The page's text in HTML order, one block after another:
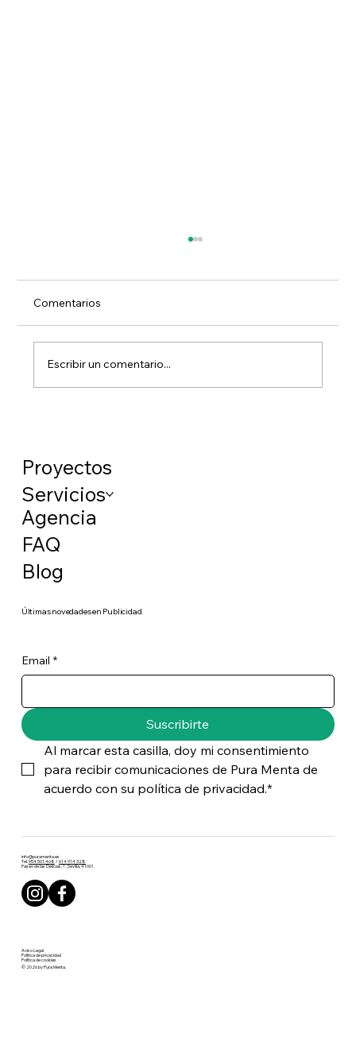
Comentarios
Escribir un comentario...
Proyectos
Servicios
Agencia
FAQ
Blog
​Últimas novedades en Publicidad
Email *
Suscribirte
Al marcar esta casilla, doy mi consentimiento
para recibir comunicaciones de Pura Menta de
acuerdo con su política de privacidad.*
info@puramenta.es
Tel:954 501 468 / 614 914 328
Paseo de las Delicias, 1 , Sevilla, 41001.
Aviso Legal
Política de privacidad
Política de cookies
© 2026 by Pura Menta.